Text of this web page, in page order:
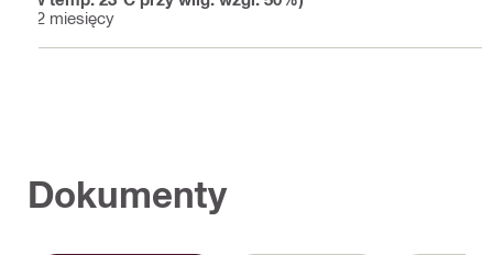
12 miesięcy
Dokumenty